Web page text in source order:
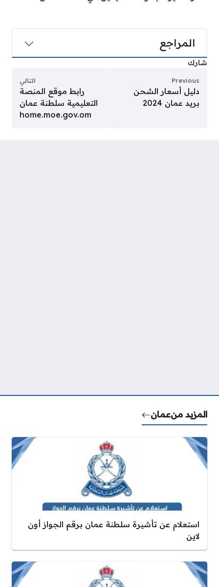
المراجع
شارك
Previous
دليل أسعار الشحن
بريد عمان 2024
التالي
رابط موقع المنصة
التعليمية سلطنة عمان
home.moe.gov.om
المزيد منعمان
استعلام عن تأشيرة سلطنة عمان برقم الجواز أون
لاين